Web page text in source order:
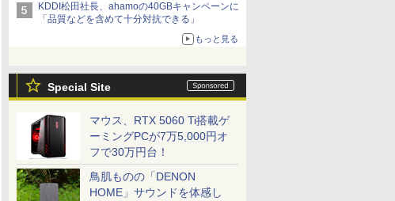
KDDI松田社長、ahamoの40GBキャンペーンに
「品質などを含めて十分対抗できる」
もっと見る
Special Site
マウス、RTX 5060 Ti搭載ゲ
ーミングPCが7万5,000円オ
フで30万円台！
鳥肌ものの「DENON
HOME」サウンドを体感し